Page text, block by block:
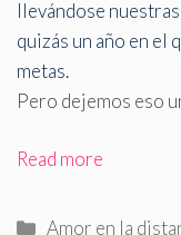
llevándose
quizás un año en el
metas.
Pero dejemos eso
Read more
Categorías
Amor en la